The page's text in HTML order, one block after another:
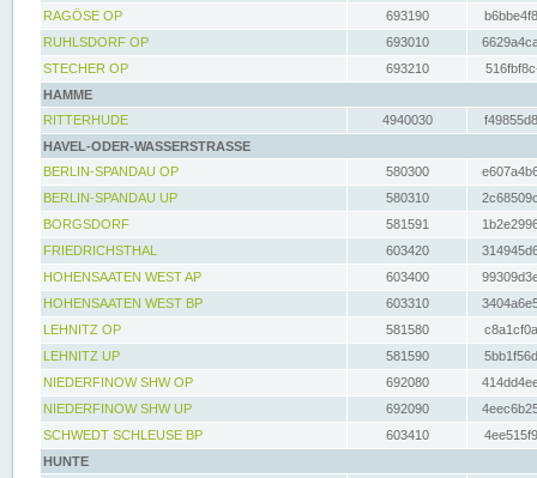
RAGÖSE OP
693190
RUHLSDORF OP
693010
STECHER OP
693210
HAMME
RITTERHUDE
4940030
HAVEL-ODER-WASSERSTRASSE
BERLIN-SPANDAU OP
580300
BERLIN-SPANDAU UP
580310
BORGSDORF
581591
FRIEDRICHSTHAL
603420
HOHENSAATEN WEST AP
603400
HOHENSAATEN WEST BP
603310
LEHNITZ OP
581580
LEHNITZ UP
581590
NIEDERFINOW SHW OP
692080
NIEDERFINOW SHW UP
692090
SCHWEDT SCHLEUSE BP
603410
HUNTE